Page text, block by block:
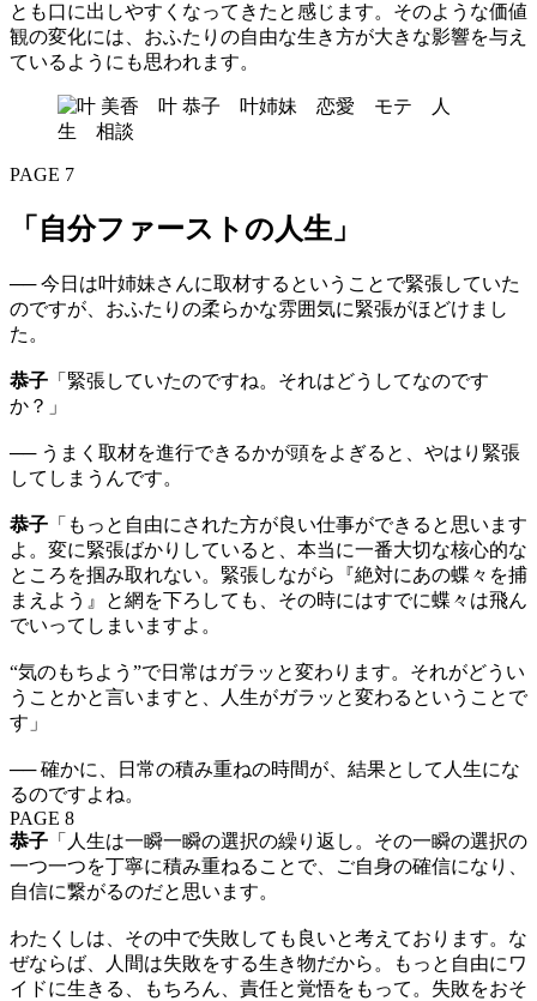
とも口に出しやすくなってきたと感じます。そのような価値
観の変化には、おふたりの自由な生き方が大きな影響を与え
ているようにも思われます。
PAGE 7
「自分ファーストの人生」
── 今日は叶姉妹さんに取材するということで緊張していた
のですが、おふたりの柔らかな雰囲気に緊張がほどけまし
た。
恭子 「緊張していたのですね。それはどうしてなのです
か？」
── うまく取材を進行できるかが頭をよぎると、やはり緊張
してしまうんです。
恭子 「もっと自由にされた方が良い仕事ができると思います
よ。変に緊張ばかりしていると、本当に一番大切な核心的な
ところを掴み取れない。緊張しながら『絶対にあの蝶々を捕
まえよう』と網を下ろしても、その時にはすでに蝶々は飛ん
でいってしまいますよ。
“気のもちよう”で日常はガラッと変わります。それがどうい
うことかと言いますと、人生がガラッと変わるということで
す」
── 確かに、日常の積み重ねの時間が、結果として人生にな
るのですよね。
PAGE 8
恭子 「人生は一瞬一瞬の選択の繰り返し。その一瞬の選択の
一つ一つを丁寧に積み重ねることで、ご自身の確信になり、
自信に繋がるのだと思います。
わたくしは、その中で失敗しても良いと考えております。な
ぜならば、人間は失敗をする生き物だから。もっと自由にワ
イドに生きる、もちろん、責任と覚悟をもって。失敗をおそ